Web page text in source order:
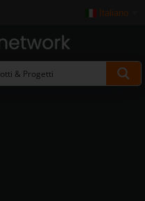
Italiano